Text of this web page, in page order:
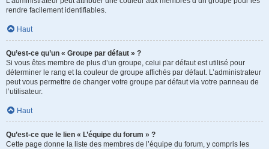
rendre facilement identifiables.
Haut
Qu’est-ce qu’un « Groupe par défaut » ?
Si vous êtes membre de plus d’un groupe, celui par défaut est utilisé pour
déterminer le rang et la couleur de groupe affichés par défaut. L’administrateur
peut vous permettre de changer votre groupe par défaut via votre panneau de
l’utilisateur.
Haut
Qu’est-ce que le lien « L’équipe du forum » ?
Cette page donne la liste des membres de l’équipe du forum, y compris les